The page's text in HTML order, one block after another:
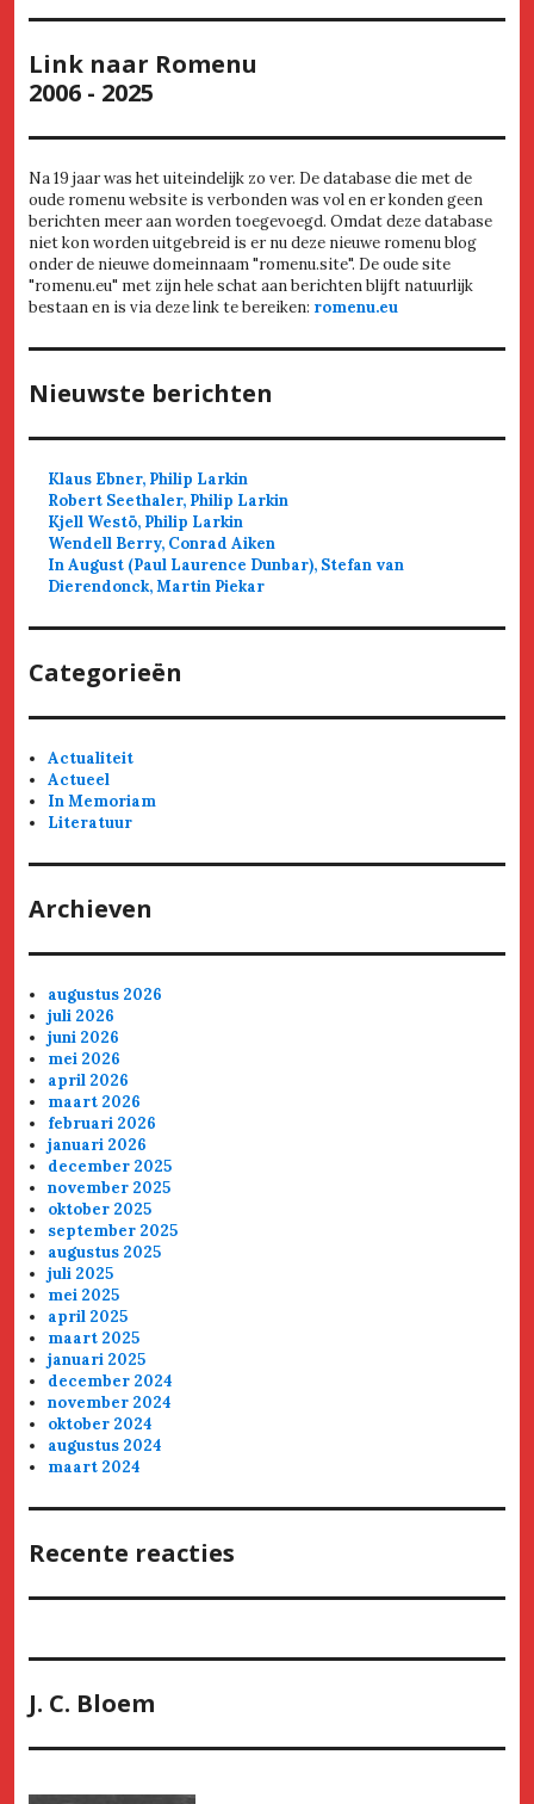
Link naar Romenu
2006 - 2025
Na 19 jaar was het uiteindelijk zo ver. De database die met de
oude romenu website is verbonden was vol en er konden geen
berichten meer aan worden toegevoegd. Omdat deze database
niet kon worden uitgebreid is er nu deze nieuwe romenu blog
onder de nieuwe domeinnaam "romenu.site". De oude site
"romenu.eu" met zijn hele schat aan berichten blijft natuurlijk
bestaan en is via deze link te bereiken: romenu.eu
Nieuwste berichten
Klaus Ebner, Philip Larkin
Robert Seethaler, Philip Larkin
Kjell Westö, Philip Larkin
Wendell Berry, Conrad Aiken
In August (Paul Laurence Dunbar), Stefan van
Dierendonck, Martin Piekar
Categorieën
Actualiteit
Actueel
In Memoriam
Literatuur
Archieven
augustus 2026
juli 2026
juni 2026
mei 2026
april 2026
maart 2026
februari 2026
januari 2026
december 2025
november 2025
oktober 2025
september 2025
augustus 2025
juli 2025
mei 2025
april 2025
maart 2025
januari 2025
december 2024
november 2024
oktober 2024
augustus 2024
maart 2024
Recente reacties
J. C. Bloem